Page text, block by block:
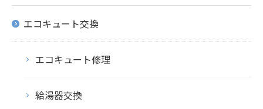
エコキュート交換
エコキュート修理
給湯器交換